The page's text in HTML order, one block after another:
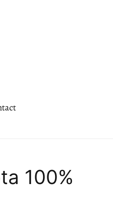
100%